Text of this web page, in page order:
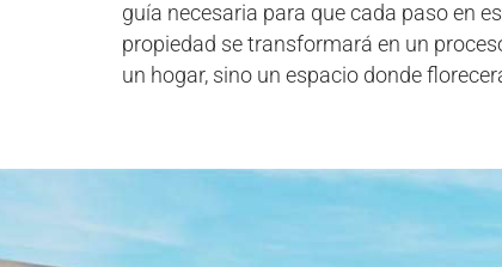
guía necesaria para que cada paso en
propiedad se transformará en un
un hogar, sino un espacio donde